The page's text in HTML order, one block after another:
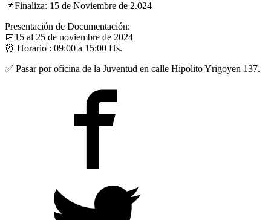
📌Finaliza: 15 de Noviembre de 2.024
Presentación de Documentación:
📅15 al 25 de noviembre de 2024
⏰ Horario : 09:00 a 15:00 Hs.
✅ Pasar por oficina de la Juventud en calle Hipolito Yrigoyen 137.